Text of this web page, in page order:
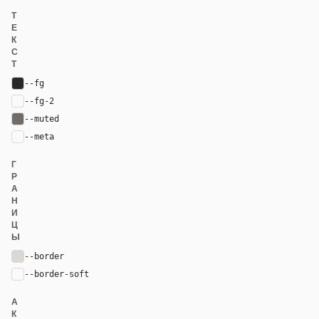
Т
Е
К
С
Т
--fg
--fg-2
--muted
--meta
Г
Р
А
Н
И
Ц
Ы
--border
--border-soft
А
К